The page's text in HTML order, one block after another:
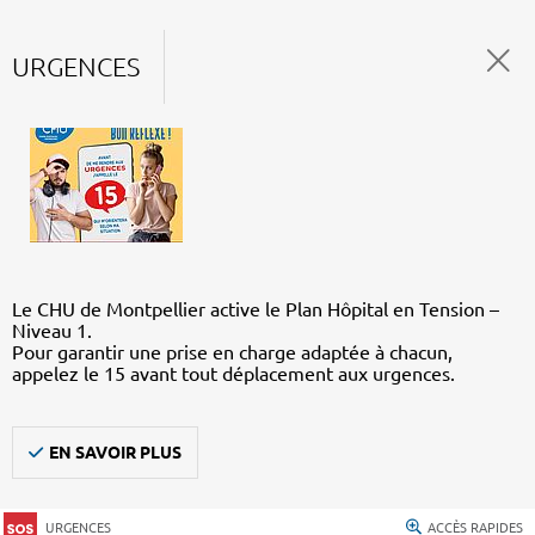
URGENCES
Le CHU de Montpellier active le Plan Hôpital en Tension –
Niveau 1.
Pour garantir une prise en charge adaptée à chacun,
appelez le 15 avant tout déplacement aux urgences.
EN SAVOIR PLUS
URGENCES ACCÈS RAPIDES